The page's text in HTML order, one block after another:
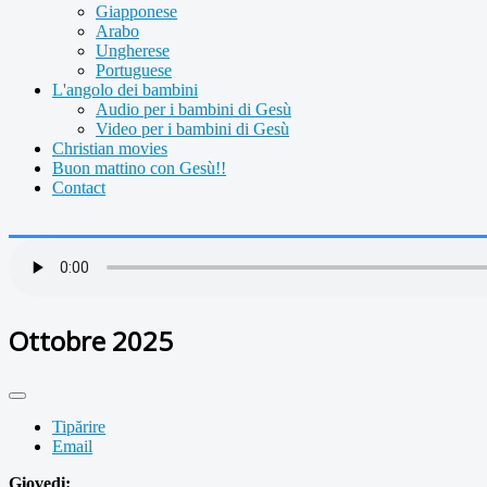
Giapponese
Arabo
Ungherese
Portuguese
L'angolo dei bambini
Audio per i bambini di Gesù
Video per i bambini di Gesù
Christian movies
Buon mattino con Gesù!!
Contact
Ottobre 2025
Tipărire
Email
Giovedi: